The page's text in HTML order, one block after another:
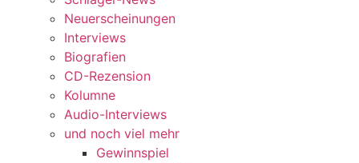
Neuerscheinungen
Interviews
Biografien
CD-Rezension
Kolumne
Audio-Interviews
und noch viel mehr
Gewinnspiel